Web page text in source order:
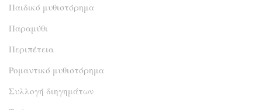
Παιδικό μυθιστόρημα
Παραμύθι
Περιπέτεια
Ρομαντικό μυθιστόρημα
Συλλογή διηγημάτων